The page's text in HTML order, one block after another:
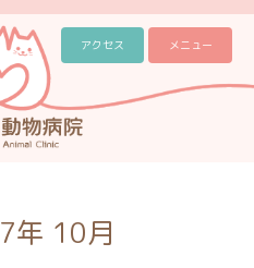
アクセス メニュー
年 10月